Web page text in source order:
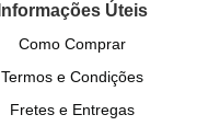
Informações Úteis
Como Comprar
Termos e Condições
Fretes e Entregas